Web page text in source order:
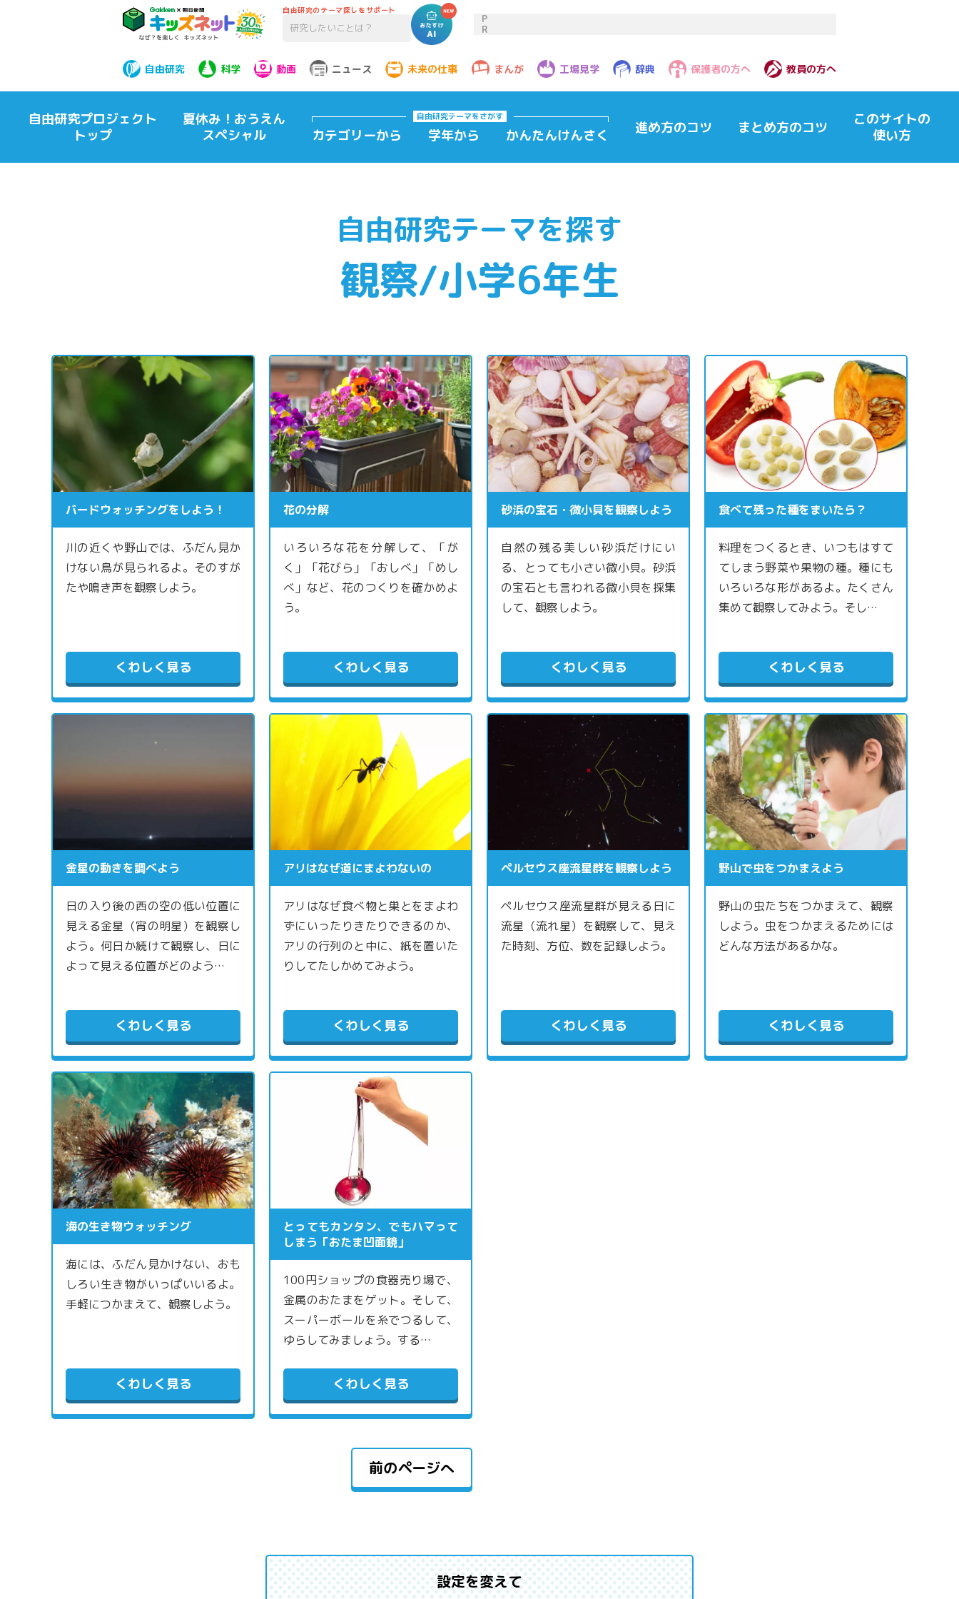
自由研究のテーマ探しをサポート
P
R
自由研究 科学 動画 ニュース 未来の仕事 まんが 工場見学 辞典 保護者の方へ 教員の方へ
自由研究プロジェクト
トップ
夏休み！おうえん
スペシャル
自由研究テーマをさがす
カテゴリーから 学年から かんたんけんさく 進め方のコツ まとめ方のコツ
このサイトの
使い方
自由研究テーマを探す
観察/小学6年生
バードウォッチングをしよう！
川の近くや野山では、ふだん見か
けない鳥が見られるよ。そのすが
たや鳴き声を観察しよう。
くわしく見る
花の分解
いろいろな花を分解して、「が
く」「花びら」「おしべ」「めし
べ」など、花のつくりを確かめよ
う。
くわしく見る
砂浜の宝石・微小貝を観察しよう
自然の残る美しい砂浜だけにい
る、とっても小さい微小貝。砂浜
の宝石とも言われる微小貝を採集
して、観察しよう。
くわしく見る
食べて残った種をまいたら？
料理をつくるとき、いつもはすて
てしまう野菜や果物の種。種にも
いろいろな形があるよ。たくさん
集めて観察してみよう。そし…
くわしく見る
金星の動きを調べよう
日の入り後の西の空の低い位置に
見える金星（宵の明星）を観察し
よう。何日か続けて観察し、日に
よって見える位置がどのよう…
くわしく見る
アリはなぜ道にまよわないの
アリはなぜ食べ物と巣とをまよわ
ずにいったりきたりできるのか、
アリの行列のと中に、紙を置いた
りしてたしかめてみよう。
くわしく見る
ペルセウス座流星群を観察しよう
ペルセウス座流星群が見える日に
流星（流れ星）を観察して、見え
た時刻、方位、数を記録しよう。
くわしく見る
野山で虫をつかまえよう
野山の虫たちをつかまえて、観察
しよう。虫をつかまえるためには
どんな方法があるかな。
くわしく見る
海の生き物ウォッチング
海には、ふだん見かけない、おも
しろい生き物がいっぱいいるよ。
手軽につかまえて、観察しよう。
くわしく見る
とってもカンタン、でもハマって
しまう「おたま凹面鏡」
100円ショップの食器売り場で、
金属のおたまをゲット。そして、
スーパーボールを糸でつるして、
ゆらしてみましょう。する…
くわしく見る
前のページへ
設定を変えて